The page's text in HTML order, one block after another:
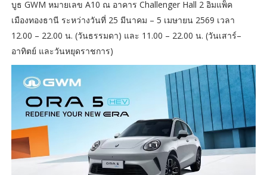
บูธ GWM หมายเลข A10 ณ อาคาร Challenger Hall 2 อิมแพ็ค
เมืองทองธานี ระหว่างวันที่ 25 มีนาคม – 5 เมษายน 2569 เวลา
12.00 – 22.00 น. (วันธรรมดา) และ 11.00 – 22.00 น. (วันเสาร์–
อาทิตย์ และวันหยุดราชการ)